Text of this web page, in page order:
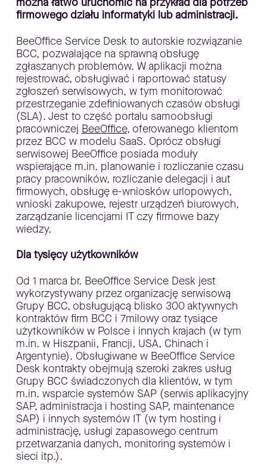
firmowego działu informatyki lub administracji.
BeeOffice Service Desk to autorskie rozwiązanie
BCC, pozwalające na sprawną obsługę
zgłaszanych problemów. W aplikacji można
rejestrować, obsługiwać i raportować statusy
zgłoszeń serwisowych, w tym monitorować
przestrzeganie zdefiniowanych czasów obsługi
(SLA). Jest to część portalu samoobsługi
pracowniczej BeeOffice, oferowanego klientom
przez BCC w modelu SaaS. Oprócz obsługi
serwisowej BeeOffice posiada moduły
wspierające m.in. planowanie i rozliczanie czasu
pracy pracowników, rozliczanie delegacji i aut
firmowych, obsługę e-wniosków urlopowych,
wnioski zakupowe, rejestr urządzeń biurowych,
zarządzanie licencjami IT czy firmowe bazy
wiedzy.
Dla tysięcy użytkowników
Od 1 marca br. BeeOffice Service Desk jest
wykorzystywany przez organizację serwisową
Grupy BCC, obsługującą blisko 300 aktywnych
kontraktów firm BCC i 7milowy oraz tysiące
użytkowników w Polsce i innych krajach (w tym
m.in. w Hiszpanii, Francji, USA, Chinach i
Argentynie). Obsługiwane w BeeOffice Service
Desk kontrakty obejmują szeroki zakres usług
Grupy BCC świadczonych dla klientów, w tym
m.in. wsparcie systemów SAP (serwis aplikacyjny
SAP, administracja i hosting SAP, maintenance
SAP) i innych systemów IT (w tym hosting i
administrację, usługi zapasowego centrum
przetwarzania danych, monitoring systemów i
sieci itp.).